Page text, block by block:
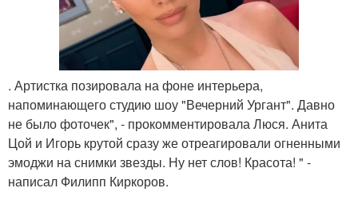
. Артистка позировала на фоне интерьера,
напоминающего студию шоу "Вечерний Ургант". Давно
не было фоточек", - прокомментировала Люся. Анита
Цой и Игорь крутой сразу же отреагировали огненными
эмоджи на снимки звезды. Ну нет слов! Красота! " -
написал Филипп Киркоров.